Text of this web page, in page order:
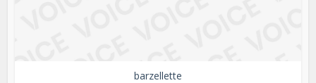
barzellette